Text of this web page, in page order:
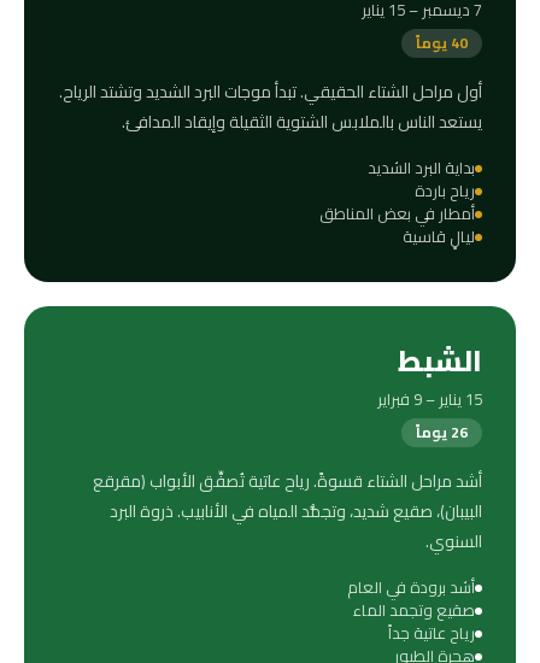
7 ديسمبر – 15 يناير
40 يوماً
أول مراحل الشتاء الحقيقي. تبدأ موجات البرد الشديد وتشتد الرياح.
يستعد الناس بالملابس الشتوية الثقيلة وإيقاد المدافئ.
بداية البرد الشديد
رياح باردة
أمطار في بعض المناطق
ليالٍ قاسية
الشبط
15 يناير – 9 فبراير
26 يوماً
أشد مراحل الشتاء قسوةً. رياح عاتية تُصفِّق الأبواب (مقرقع
البيبان)، صقيع شديد، وتجمُّد المياه في الأنابيب. ذروة البرد
السنوي.
أشد برودة في العام
صقيع وتجمد الماء
رياح عاتية جداً
هجرة الطيور